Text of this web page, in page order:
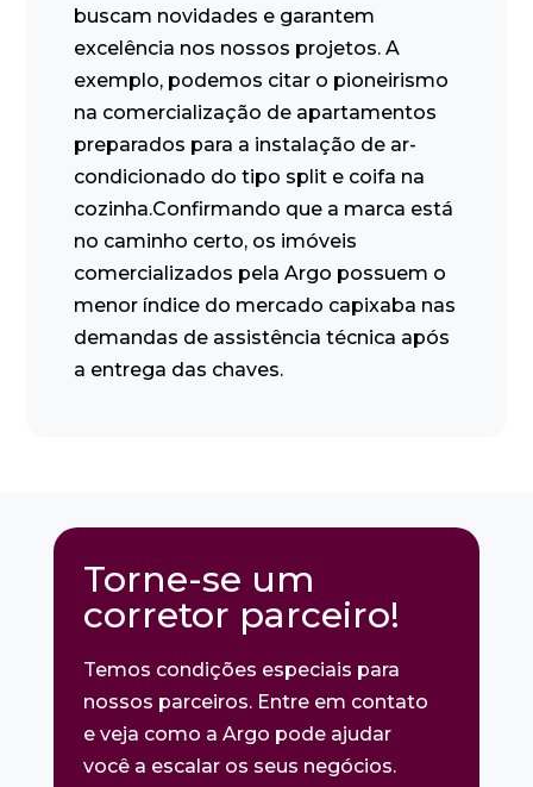
buscam novidades e garantem
excelência nos nossos projetos. A
exemplo, podemos citar o pioneirismo
na comercialização de apartamentos
preparados para a instalação de ar-
condicionado do tipo split e coifa na
cozinha.Confirmando que a marca está
no caminho certo, os imóveis
comercializados pela Argo possuem o
menor índice do mercado capixaba nas
demandas de assistência técnica após
a entrega das chaves.
Torne-se um
corretor parceiro!
Temos condições especiais para
nossos parceiros. Entre em contato
e veja como a Argo pode ajudar
você a escalar os seus negócios.